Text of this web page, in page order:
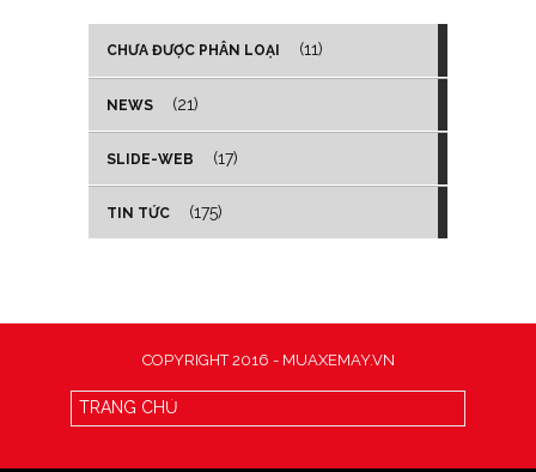
CHƯA ĐƯỢC PHÂN LOẠI (11)
NEWS (21)
SLIDE-WEB (17)
TIN TỨC (175)
COPYRIGHT 2016 - MUAXEMAY.VN